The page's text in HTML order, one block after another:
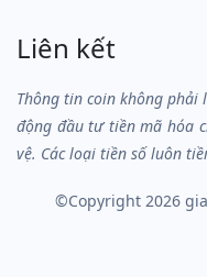
Liên kết
Thông tin coin không
động đầu tư tiền mã hóa
vệ. Các loại tiền số luôn
©Copyright 2026